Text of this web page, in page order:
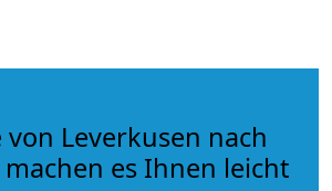
von Leverkusen nach
machen es Ihnen leicht